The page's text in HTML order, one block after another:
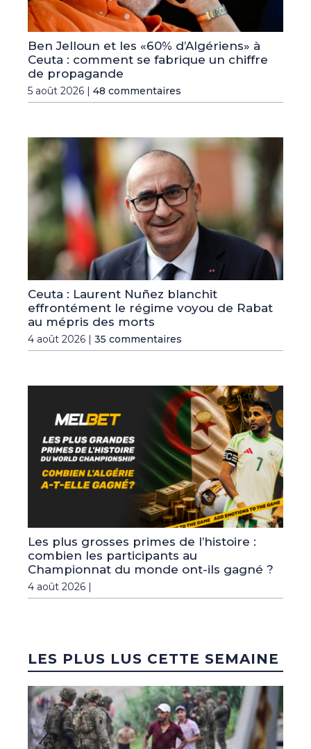
Ben Jelloun et les «60% d’Algériens» à
Ceuta : comment se fabrique un chiffre
de propagande
5 août 2026 | 48 commentaires
Ceuta : Laurent Nuñez blanchit
effrontément le régime voyou de Rabat
au mépris des morts
4 août 2026 | 35 commentaires
Les plus grosses primes de l’histoire :
combien les participants au
Championnat du monde ont-ils gagné ?
4 août 2026 |
LES PLUS LUS CETTE SEMAINE